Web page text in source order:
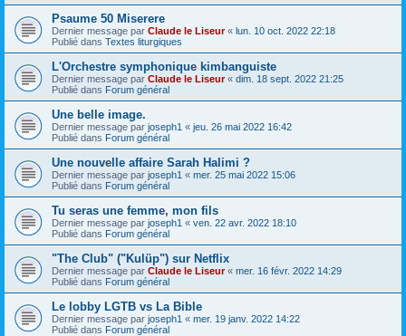
Psaume 50 Miserere
Dernier message par Claude le Liseur« lun. 10 oct. 2022 22:18
Publié dans Textes liturgiques
L'Orchestre symphonique kimbanguiste
Dernier message par Claude le Liseur« dim. 18 sept. 2022 21:25
Publié dans Forum général
Une belle image.
Dernier message par joseph1 « jeu. 26 mai 2022 16:42
Publié dans Forum général
Une nouvelle affaire Sarah Halimi ?
Dernier message par joseph1 « mer. 25 mai 2022 15:06
Publié dans Forum général
Tu seras une femme, mon fils
Dernier message par joseph1 « ven. 22 avr. 2022 18:10
Publié dans Forum général
"The Club" ("Kulüp") sur Netflix
Dernier message par Claude le Liseur« mer. 16 févr. 2022 14:29
Publié dans Forum général
Le lobby LGTB vs La Bible
Dernier message par joseph1 « mer. 19 janv. 2022 14:22
Publié dans Forum général